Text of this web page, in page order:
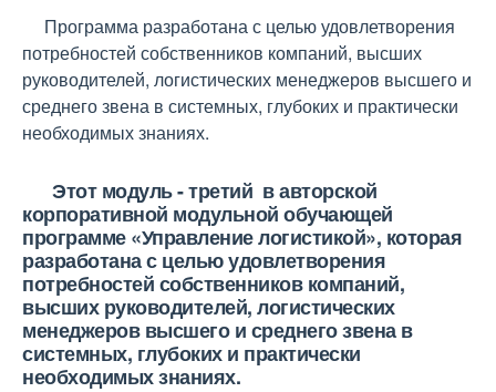
Программа разработана с целью удовлетворения
потребностей собственников компаний, высших
руководителей, логистических менеджеров высшего и
среднего звена в системных, глубоких и практически
необходимых знаниях.
Этот модуль - третий в авторской
корпоративной модульной обучающей
программе«Управление логистикой», которая
разработана с целью удовлетворения
потребностейсобственников компаний,
высших руководителей, логистических
менеджеров высшего и среднего звена в
системных, глубоких и практически
необходимых знаниях.